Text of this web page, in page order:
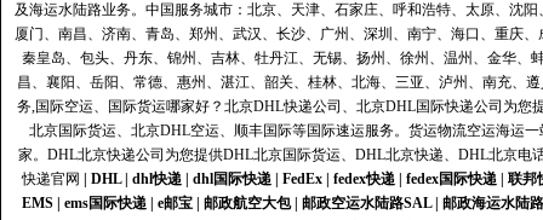
及海运水陆路业务。中国服务城市：北京、天津、石家庄、呼和浩特、太原、沈
厦门、南昌、济南、青岛、郑州、武汉、长沙、广州、深圳、南宁、海口、重庆
秦皇岛、包头、丹东、锦州、吉林、牡丹江、无锡、扬州、徐州、温州、金华
昌、襄阳、岳阳、常德、惠州、湛江、韶关、桂林、北海、三亚、泸州、南充、
务,国际空运、国际货运哪家好？北京DHL快递公司、北京DHL国际快递公司为
北京国际货运、北京DHL空运、顺丰国际等国际速运服务。货运物流空运海运
家。DHL北京快递公司为您提供DHL北京国际货运、DHL北京快递、DHL北京电
快递官网
DHL| dhl快递| dhl国际快递| FedEx| fedex快递| fedex国际快递| 联邦
EMS| ems国际快递| e邮宝| 邮政航空大包| 邮政空运水陆路SAL| 邮政海运水陆路